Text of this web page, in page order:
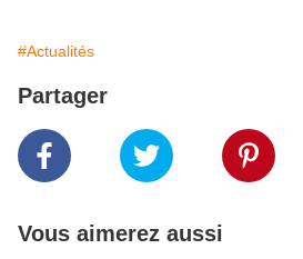
#Actualités
Partager
Vous aimerez aussi